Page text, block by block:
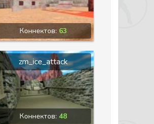
Коннектов: 63
Коннектов: 48
zm_ice_attack